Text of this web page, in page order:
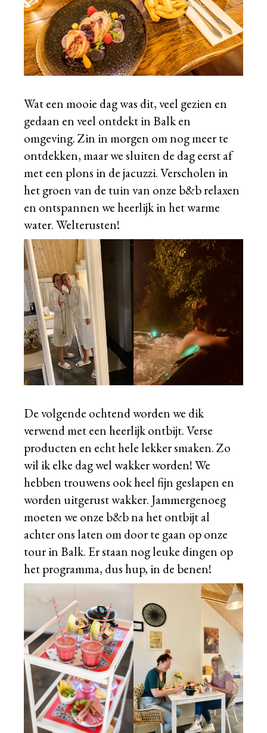
Wat een mooie dag was dit, veel gezien en
gedaan en veel ontdekt in Balk en
omgeving. Zin in morgen om nog meer te
ontdekken, maar we sluiten de dag eerst af
met een plons in de jacuzzi. Verscholen in
het groen van de tuin van onze b&b relaxen
en ontspannen we heerlijk in het warme
water. Welterusten!
De volgende ochtend worden we dik
verwend met een heerlijk ontbijt. Verse
producten en echt hele lekker smaken. Zo
wil ik elke dag wel wakker worden! We
hebben trouwens ook heel fijn geslapen en
worden uitgerust wakker. Jammergenoeg
moeten we onze b&b na het ontbijt al
achter ons laten om door te gaan op onze
tour in Balk. Er staan nog leuke dingen op
het programma, dus hup, in de benen!